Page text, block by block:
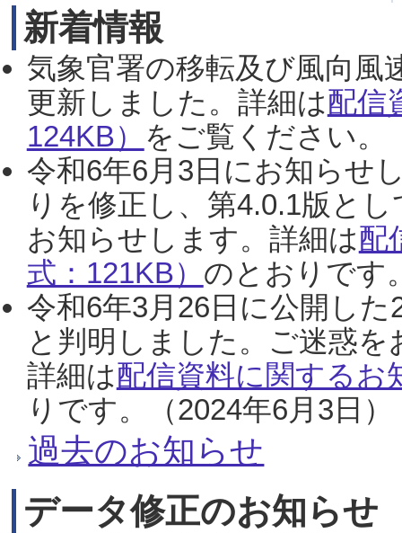
新着情報
気象官署の移転及び風向風
更新しました。詳細は配信
124KB） をご覧ください。
令和6年6月3日にお知らせ
りを修正し、第4.0.1版と
お知らせします。詳細は配
式：121KB） のとおりです
令和6年3月26日に公開し
と判明しました。ご迷惑
詳細は配信資料に関するお
りです。（2024年6月3日）
過去のお知らせ
データ修正のお知らせ